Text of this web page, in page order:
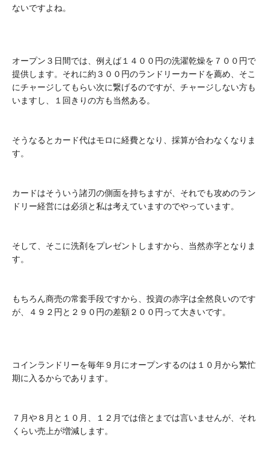
ないですよね。
オープン３日間では、例えば１４００円の洗濯乾燥を７００円で
提供します。それに約３００円のランドリーカードを薦め、そこ
にチャージしてもらい次に繋げるのですが、チャージしない方も
いますし、１回きりの方も当然ある。
そうなるとカード代はモロに経費となり、採算が合わなくなりま
す。
カードはそういう諸刃の側面を持ちますが、それでも攻めのラン
ドリー経営には必須と私は考えていますのでやっています。
そして、そこに洗剤をプレゼントしますから、当然赤字となりま
す。
もちろん商売の常套手段ですから、投資の赤字は全然良いのです
が、４９２円と２９０円の差額２００円って大きいです。
コインランドリーを毎年９月にオープンするのは１０月から繁忙
期に入るからであります。
７月や８月と１０月、１２月では倍とまでは言いませんが、それ
くらい売上が増減します。